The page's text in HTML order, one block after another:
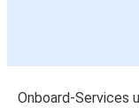
Onboard-Services